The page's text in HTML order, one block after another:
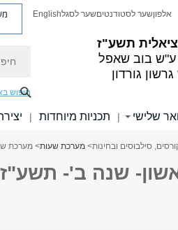
תשע"ז
ע"ש בוב שאפל
גורדון
אלפוןשער לסטודנטיםשער לסגלEnglish
חיפוש
שלישי | תכניות מיוחדות |
סילבוסים ובחינות> מערכת שעות> מערכת
שנה ב'- תשע"ז